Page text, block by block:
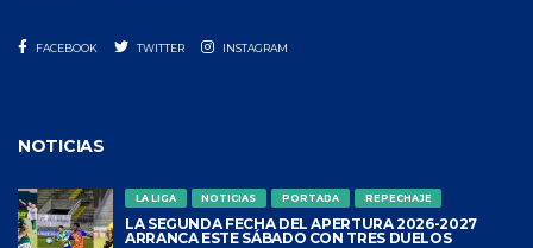
FACEBOOK TWITTER INSTAGRAM
NOTICIAS
LA LIGA NOTICIAS PORTADA REPECHAJE
LA SEGUNDA FECHA DEL APERTURA 2026-2027
ARRANCA ESTE SÁBADO CON TRES DUELOS